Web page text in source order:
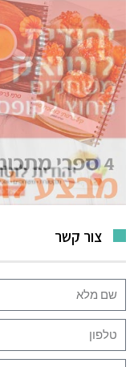
צור קשר